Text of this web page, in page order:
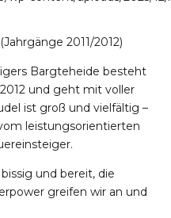
2011/2012)
Bargteheide besteht
und geht mit voller
ist groß und vielfältig –
leistungsorientierten
und bereit, die
greifen wir an und